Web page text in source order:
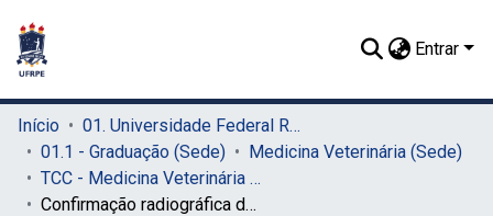
Entrar
Início
01. Universidade Federal Rural de Pernambuco - UFRPE (Sede)
01.1 - Graduação (Sede)
Medicina Veterinária (Sede)
TCC - Medicina Veterinária (Sede)
Confirmação radiográfica de megaesôfago em cão através da esofagografia: relato de caso